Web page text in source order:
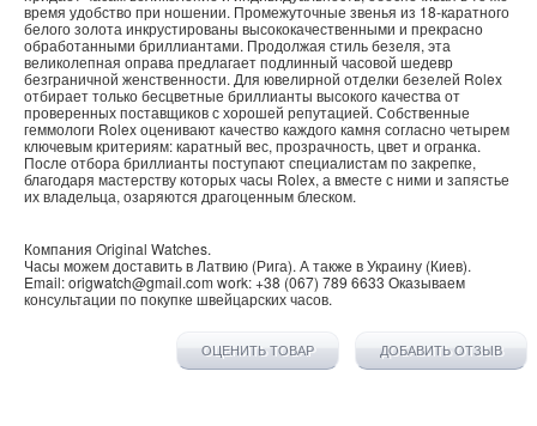
время удобство при ношении. Промежуточные звенья из 18‑каратного
белого золота инкрустированы высококачественными и прекрасно
обработанными бриллиантами. Продолжая стиль безеля, эта
великолепная оправа предлагает подлинный часовой шедевр
безграничной женственности. Для ювелирной отделки безелей Rolex
отбирает только бесцветные бриллианты высокого качества от
проверенных поставщиков с хорошей репутацией. Собственные
геммологи Rolex оценивают качество каждого камня согласно четырем
ключевым критериям: каратный вес, прозрачность, цвет и огранка.
После отбора бриллианты поступают специалистам по закрепке,
благодаря мастерству которых часы Rolex, а вместе с ними и запястье
их владельца, озаряются драгоценным блеском.
Компания Original Watches.
Часы можем доставить в Латвию (Рига). А также вУкраину (Киев).
Email:origwatch@gmail.com work:+38 (067) 789 6633 Оказываем
консультации по покупке швейцарских часов.
ОЦЕНИТЬ ТОВАР ДОБАВИТЬ ОТЗЫВ